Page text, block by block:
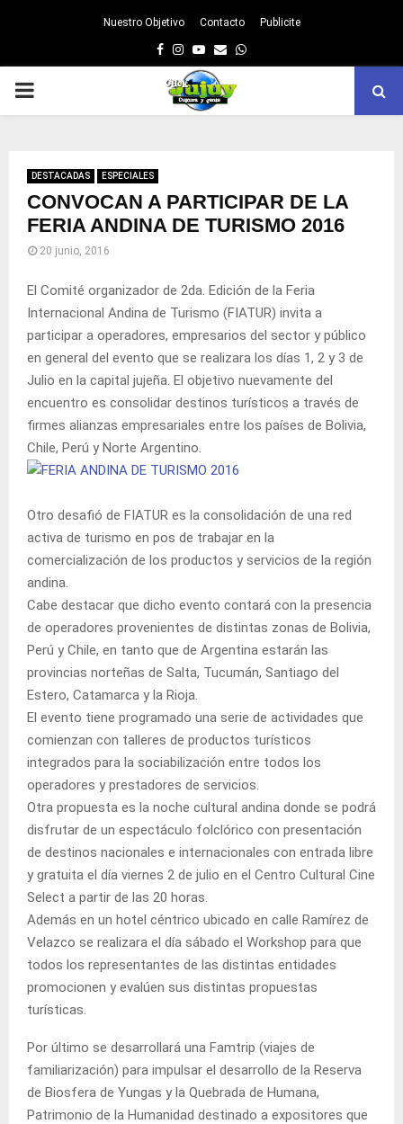
Nuestro Objetivo Contacto Publicite
Facebook
Instagram
Youtube
EmailWhatsapp
PRIMARY
DESTACADAS ESPECIALES
CONVOCAN A PARTICIPAR DE LA
FERIA ANDINA DE TURISMO 2016
20 junio, 2016
El Comité organizador de 2da. Edición de la Feria
Internacional Andina de Turismo (FIATUR) invita a
participar a operadores, empresarios del sector y público
en general del evento que se realizara los días 1, 2 y 3 de
Julio en la capital jujeña. El objetivo nuevamente del
encuentro es consolidar destinos turísticos a través de
firmes alianzas empresariales entre los países de Bolivia,
Chile, Perú y Norte Argentino.
Otro desafió de FIATUR es la consolidación de una red
activa de turismo en pos de trabajar en la
comercialización de los productos y servicios de la región
andina.
Cabe destacar que dicho evento contará con la presencia
de operadores provenientes de distintas zonas de Bolivia,
Perú y Chile, en tanto que de Argentina estarán las
provincias norteñas de Salta, Tucumán, Santiago del
Estero, Catamarca y la Rioja.
El evento tiene programado una serie de actividades que
comienzan con talleres de productos turísticos
integrados para la sociabilización entre todos los
operadores y prestadores de servicios.
Otra propuesta es la noche cultural andina donde se podrá
disfrutar de un espectáculo folclórico con presentación
de destinos nacionales e internacionales con entrada libre
y gratuita el día viernes 2 de julio en el Centro Cultural Cine
Select a partir de las 20 horas.
Además en un hotel céntrico ubicado en calle Ramírez de
Velazco se realizara el día sábado el Workshop para que
todos los representantes de las distintas entidades
promocionen y evalúen sus distintas propuestas
turísticas.
Por último se desarrollará una Famtrip (viajes de
familiarización) para impulsar el desarrollo de la Reserva
de Biosfera de Yungas y la Quebrada de Humana,
Patrimonio de la Humanidad destinado a expositores que